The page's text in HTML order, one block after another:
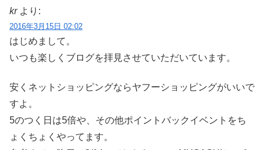
kr より:
2016年3月15日 02:02
はじめまして。
いつも楽しくブログを拝見させていただいています。
安くネットショッピングならヤフーショッピングがいいで
すよ。
5のつく日は5倍や、その他ポイントバックイベントをち
ょくちょくやってます。